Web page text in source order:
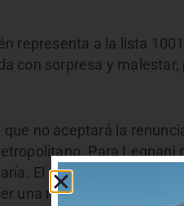
representa a la lista
con sorpresa y malestar,
no aceptará la
Para Legnani
El Jefe comunal
una redistribución